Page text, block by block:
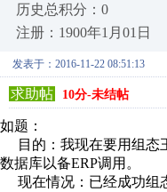
历史总积分：0
注册：1900年1月01日
发表于：2016-11-22 08:51:13
求助帖 10分-未结帖
如题：
目的：我现在要用组态
数据库以备ERP调用。
现在情况：已经成功组